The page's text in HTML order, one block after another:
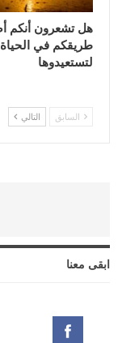
هل تشعرون أنكم
لتستعيدوها
السابق التالي
ابقى معنا